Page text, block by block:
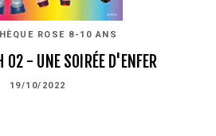
ROSE 8-10 ANS
02 - UNE SOIRÉE D'ENFER
19/10/2022